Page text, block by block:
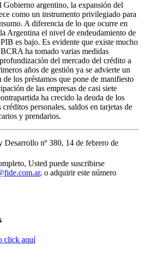
Gobierno argentino, la expansión del
como un instrumento privilegiado para
A diferencia de lo que ocurre en
Argentina el nivel de endeudamiento de
es bajo. Es evidente que existe mucho
ha tomado varias medidas
del mercado del crédito a
años de gestión ya se advierte un
los préstamos que pone de manifiesto
de las empresas de casi siete
ha crecido la deuda de los
personales, saldos en tarjetas de
y prendarios.
nº 380, 14 de febrero de
Usted puede suscribirse
, o adquirir este número
click aquí